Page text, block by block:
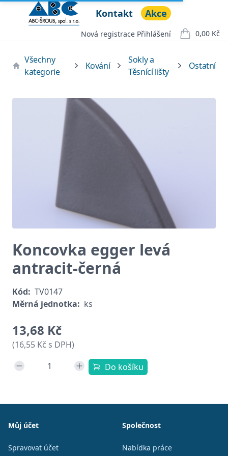
Open menu
ABC ŠROUB, spol. s r.o.Kontakt Akce
Nová registrace Přihlášení 0,00 Kč
položek v
Všechny
kategorie
Kování
Sokly a
Těsnící lišty
Ostatní
Koncovka egger levá
antracit-černá
Kód: TV0147
Měrná jednotka: ks
13,68 Kč
(16,55 Kč s DPH)
Do košíku
Můj účet
Spravovat účet
Společnost
Nabídka práce